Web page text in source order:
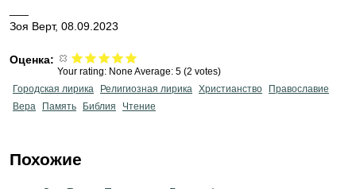
Зоя Верт, 08.09.2023
Оценка:
Your rating: None Average: 5 (2 votes)
Городская лирика
Религиозная лирика Христианство
Православие
Вера
Память Библия Чтение
Похожие